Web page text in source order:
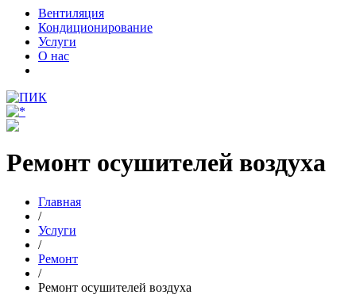
Вентиляция
Кондиционирование
Услуги
О нас
Ремонт осушителей воздуха
Главная
/
Услуги
/
Ремонт
/
Ремонт осушителей воздуха